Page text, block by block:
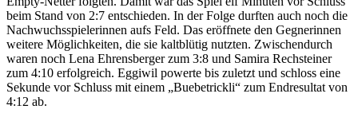
beim Stand von 2:7 entschieden. In der Folge durften auch noch die
Nachwuchsspielerinnen aufs Feld. Das eröffnete den Gegnerinnen
weitere Möglichkeiten, die sie kaltblütig nutzten. Zwischendurch
waren noch Lena Ehrensberger zum 3:8 und Samira Rechsteiner
zum 4:10 erfolgreich. Eggiwil powerte bis zuletzt und schloss eine
Sekunde vor Schluss mit einem „Buebetrickli“ zum Endresultat von
4:12 ab.